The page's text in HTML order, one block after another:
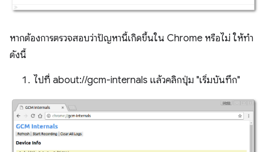
หากต้องการตรวจสอบว่าปัญหานี้เกิดขึ้นใน Chrome หรือไม่ ให้ทำ
ดังนี้
ไปที่ about://gcm-internals แล้วคลิกปุ่ม "เริ่มบันทึก"